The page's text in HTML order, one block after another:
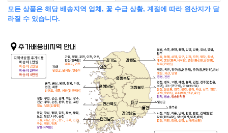
모든 상품은 해당 배송지역 업체, 꽃 수급 상황, 계절에 따라 원산지가 달
라질 수 있습니다.